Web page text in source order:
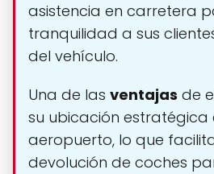
asistencia en carretera
tranquilidad a sus
del vehículo.
Una de las ventajas de
su ubicación estratégica
aeropuerto, lo que
devolución de coches